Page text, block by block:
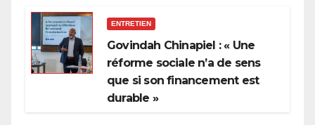
ENTRETIEN
Govindah Chinapiel : « Une
réforme sociale n’a de sens
que si son financement est
durable »